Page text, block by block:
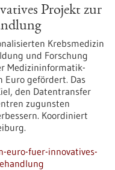
Projekt zur
Krebsmedizin
und Forschung
Medizininformatik-
gefördert. Das
den Datentransfer
zugunsten
Koordiniert
fuer-innovatives-